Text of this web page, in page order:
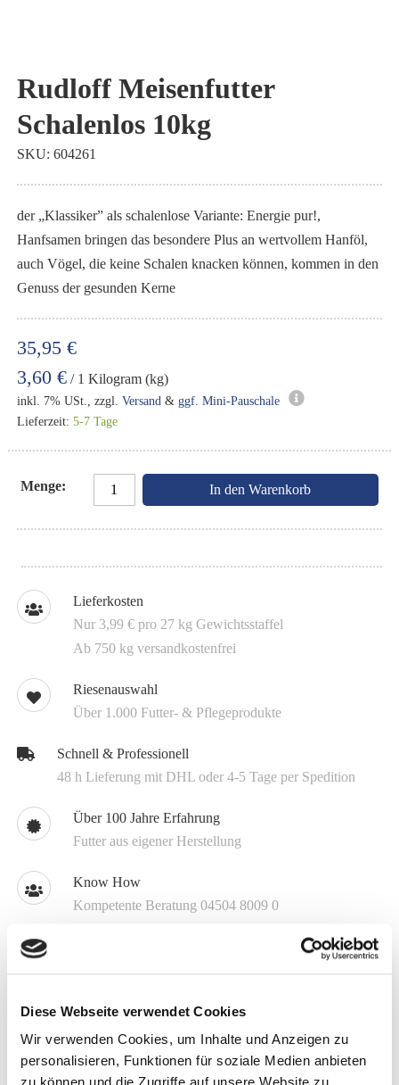
Diese Webseite verwendet Cookies
Wir verwenden Cookies, um Inhalte und Anzeigen zu
personalisieren, Funktionen für soziale Medien anbieten
Anfang
der
Bildgalerie
springen
Rudloff Meisenfutter
Schalenlos 10kg
35,95 €
3,60 € / 1 Kilogram (kg)
inkl. 7% USt., zzgl.Versand &ggf. Mini-Pauschale
Lieferzeit:5-7 Tage
Menge In den Warenkorb
der „Klassiker” als schalenlose Variante: Energie pur!,
Hanfsamen bringen das besondere Plus an wertvollem Hanföl,
auch Vögel, die keine Schalen knacken können, kommen in den
Genuss der gesunden Kerne
SKU 604261
Lieferkosten
Nur 3,99 € pro 27 kg Gewichtsstaffel
Ab 750 kg versandkostenfrei
Riesenauswahl
Über 1.000 Futter- & Pflegeprodukte
Schnell & Professionell
48 h Lieferung mit DHL oder 4-5 Tage per Spedition
Über 100 Jahre Erfahrung
Futter aus eigener Herstellung
Know How
Kompetente Beratung 04504 8009 0
Melden Sie sich jetzt für unseren Newsletter an
Erhalten Sie aktuelle Informationen zu unseren